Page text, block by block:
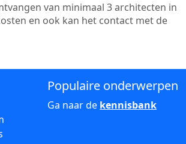
van minimaal 3 architecten in
en ook kan het contact met de
Populaire onderwerpen
Ga naar de kennisbank